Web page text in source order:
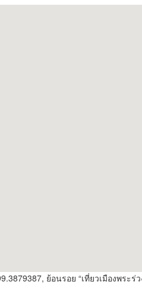
ย้อนรอย “เที่ยวเมืองพระ